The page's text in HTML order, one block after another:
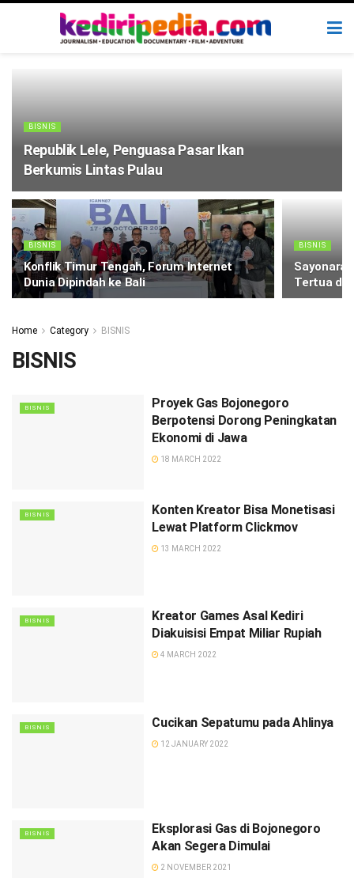
BISNIS
Republik Lele, Penguasa Pasar Ikan
Berkumis Lintas Pulau
BISNIS
Konflik Timur Tengah, Forum Internet
Dunia Dipindah ke Bali
BISNIS
Sayonara
Tertua di
Home Category BISNIS
BISNIS
BISNIS
Proyek Gas Bojonegoro
Berpotensi Dorong Peningkatan
Ekonomi di Jawa
18 MARCH 2022
BISNIS
Konten Kreator Bisa Monetisasi
Lewat Platform Clickmov
13 MARCH 2022
BISNIS
Kreator Games Asal Kediri
Diakuisisi Empat Miliar Rupiah
4 MARCH 2022
BISNIS Cucikan Sepatumu pada Ahlinya
12 JANUARY 2022
BISNIS
Eksplorasi Gas di Bojonegoro
Akan Segera Dimulai
2 NOVEMBER 2021